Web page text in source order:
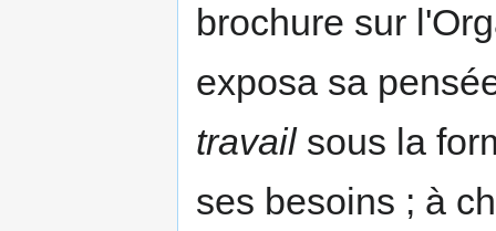
brochure sur
exposa sa
travailsous la
ses besoins ; à